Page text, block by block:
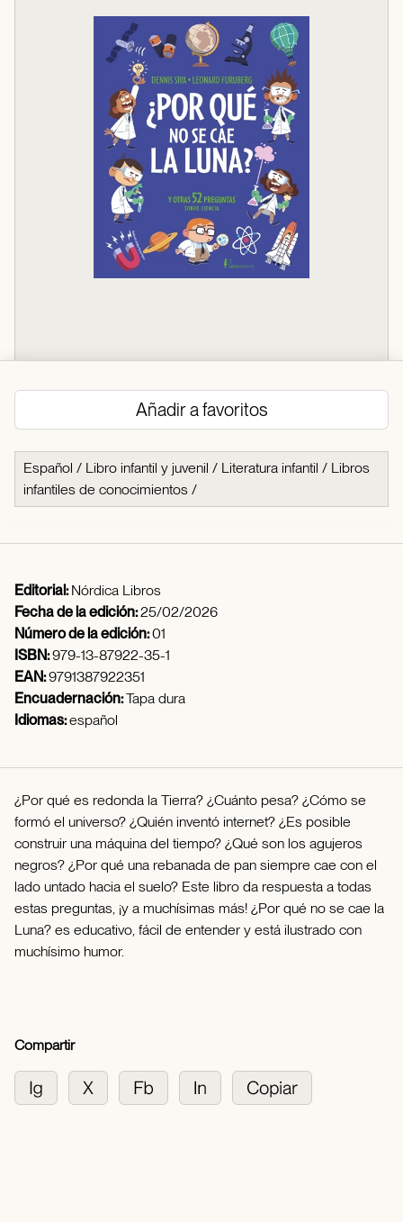
Añadir a favoritos
Español / Libro infantil y juvenil / Literatura infantil / Libros
infantiles de conocimientos /
Editorial:Nórdica Libros
Fecha de la edición:25/02/2026
Número de la edición:01
ISBN:979-13-87922-35-1
EAN:9791387922351
Encuadernación:Tapa dura
Idiomas:español
¿Por qué es redonda la Tierra? ¿Cuánto pesa? ¿Cómo se
formó el universo? ¿Quién inventó internet? ¿Es posible
construir una máquina del tiempo? ¿Qué son los agujeros
negros? ¿Por qué una rebanada de pan siempre cae con el
lado untado hacia el suelo? Este libro da respuesta a todas
estas preguntas, ¡y a muchísimas más! ¿Por qué no se cae la
Luna? es educativo, fácil de entender y está ilustrado con
muchísimo humor.
Compartir